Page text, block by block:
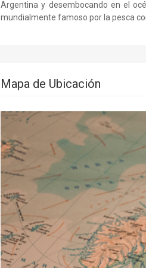
Argentina y desembocando en el
mundialmente famoso por la pesca
Mapa de Ubicación